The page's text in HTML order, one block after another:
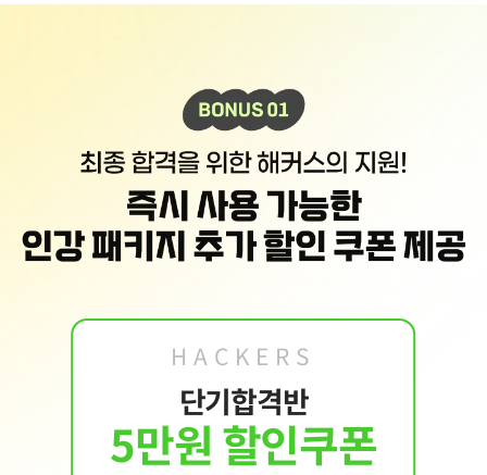
벤트 참여일로부터 2년 이내 회원 탈퇴한 경우에는 참여일로부터 2년 동안 보관 후 파
HACKERS
단기합격반
5만원 할인쿠폰